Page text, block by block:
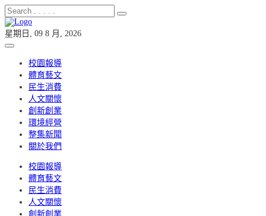
星期日, 09 8 月, 2026
校園報導
體育藝文
民生消費
人文關懷
創新創業
環境經營
整集新聞
關於我們
校園報導
體育藝文
民生消費
人文關懷
創新創業